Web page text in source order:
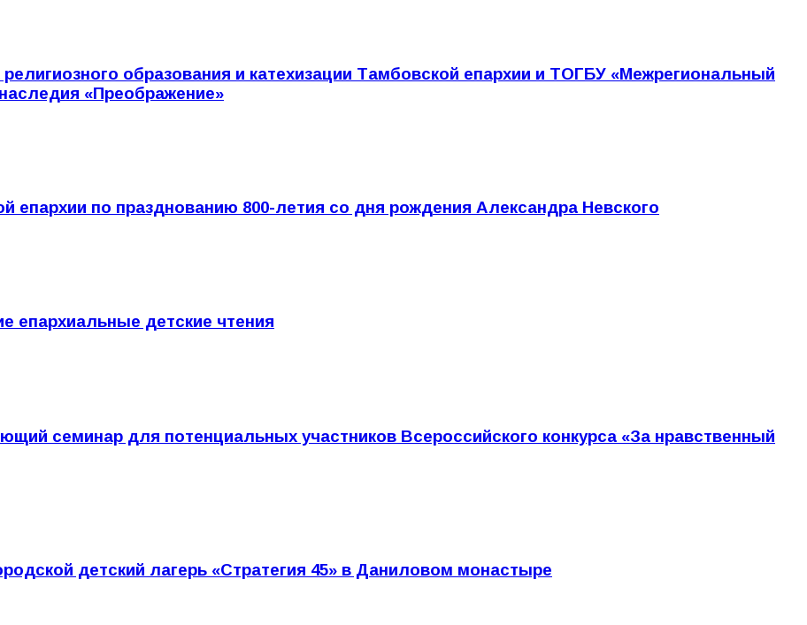
образования и катехизации Тамбовской епархии и ТОГБУ «Межрегиональный
«Преображение»
епархии по празднованию 800-летия со дня рождения Александра Невского
епархиальные детские чтения
семинар для потенциальных участников Всероссийского конкурса «За нравственный
детский лагерь «Стратегия 45» в Даниловом монастыре